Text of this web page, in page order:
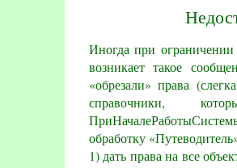
Иногда при
возникает такое
«обрезали» права
справочники,
обработку
1) дать права на все